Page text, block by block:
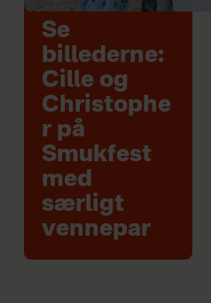
Se
billederne:
Cille og
Christophe
r på
Smukfest
med
særligt
vennepar